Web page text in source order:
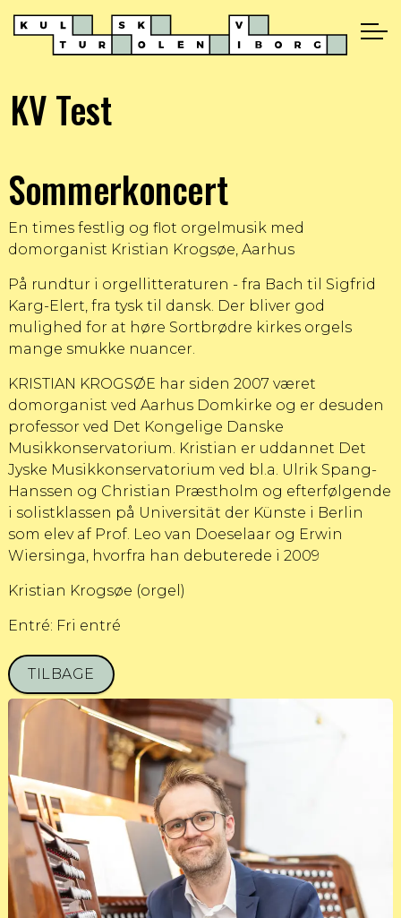
KV Test
Sommerkoncert
En times festlig og flot orgelmusik med
domorganist Kristian Krogsøe, Aarhus
På rundtur i orgellitteraturen - fra Bach til Sigfrid
Karg-Elert, fra tysk til dansk. Der bliver god
mulighed for at høre Sortbrødre kirkes orgels
mange smukke nuancer.
KRISTIAN KROGSØE har siden 2007 været
domorganist ved Aarhus Domkirke og er desuden
professor ved Det Kongelige Danske
Musikkonservatorium. Kristian er uddannet Det
Jyske Musikkonservatorium ved bl.a. Ulrik Spang-
Hanssen og Christian Præstholm og efterfølgende
i solistklassen på Universität der Künste i Berlin
som elev af Prof. Leo van Doeselaar og Erwin
Wiersinga, hvorfra han debuterede i 2009
Kristian Krogsøe (orgel)
Entré: Fri entré
TILBAGE